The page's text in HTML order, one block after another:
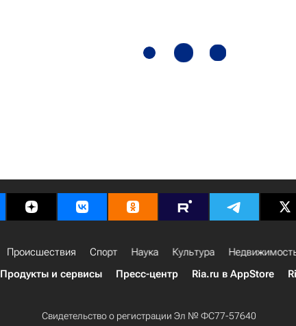
Происшествия Спорт Наука Культура
Продукты и сервисы Пресс-центр Ria.ru в AppStore
Свидетельство о регистрации Эл № ФС77-57640